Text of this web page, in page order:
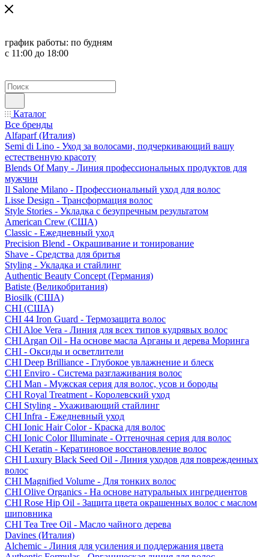
график работы: по будням
с 11:00 до 18:00
Каталог
Все бренды
Alfaparf (Италия)
Semi di Lino - Уход за волосами, подчеркивающий вашу
естественную красоту
Blends Of Many - Линия профессиональных продуктов для
мужчин
Il Salone Milano - Профессиональный уход для волос
Lisse Design - Трансформация волос
Style Stories - Укладка с безупречным результатом
American Crew (США)
Classic - Ежедневный уход
Precision Blend - Окрашивание и тонирование
Shave - Средства для бритья
Styling - Укладка и стайлинг
Authentic Beauty Concept (Германия)
Batiste (Великобритания)
Biosilk (США)
CHI (США)
CHI 44 Iron Guard - Термозащита волос
CHI Aloe Vera - Линия для всех типов кудрявых волос
CHI Argan Oil - На основе масла Арганы и дерева Моринга
CHI - Оксиды и осветлители
CHI Deep Brilliance - Глубокое увлажнение и блеск
CHI Enviro - Система разглаживания волос
CHI Man - Мужская серия для волос, усов и бороды
CHI Royal Treatment - Королевский уход
CHI Styling - Ухаживающий стайлинг
CHI Infra - Ежедневный уход
CHI Ionic Hair Color - Краска для волос
CHI Ionic Color Illuminate - Оттеночная серия для волос
CHI Keratin - Кератиновое восстановление волос
CHI Luxury Black Seed Oil - Линия уходов для поврежденных
волос
CHI Magnified Volume - Для тонких волос
CHI Olive Organics - На основе натуральных ингредиентов
CHI Rose Hip Oil - Защита цвета окрашенных волос с маслом
шиповника
CHI Tea Tree Oil - Масло чайного дерева
Davines (Италия)
Alchemic - Линия для усиления и поддержания цвета